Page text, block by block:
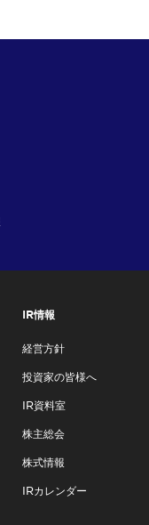
IR情報
経営方針
投資家の皆様へ
IR資料室
株主総会
株式情報
IRカレンダー